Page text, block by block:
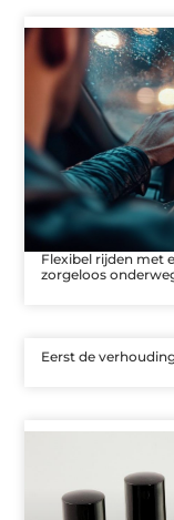
Flexibel rijden met
zorgeloos
Eerst de